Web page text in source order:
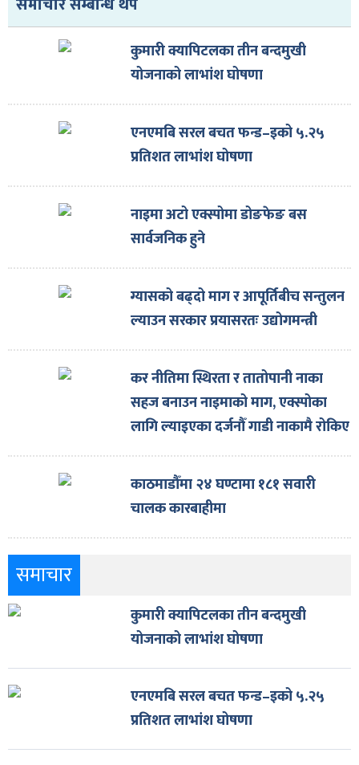
कुमारी क्यापिटलका तीन बन्दमुखी
योजनाको लाभांश घोषणा
एनएमबि सरल बचत फन्ड–इको ५.२५
प्रतिशत लाभांश घोषणा
नाइमा अटो एक्स्पोमा डोङफेङ बस
सार्वजनिक हुने
ग्यासको बढ्दो माग र आपूर्तिबीच सन्तुलन
ल्याउन सरकार प्रयासरतः उद्योगमन्त्री
कर नीतिमा स्थिरता र तातोपानी नाका
सहज बनाउन नाइमाको माग, एक्स्पोका
लागि ल्याइएका दर्जनौँ गाडी नाकामै रोकिए
काठमाडौँमा २४ घण्टामा १८१ सवारी
चालक कारबाहीमा
समाचार
कुमारी क्यापिटलका तीन बन्दमुखी
योजनाको लाभांश घोषणा
एनएमबि सरल बचत फन्ड–इको ५.२५
प्रतिशत लाभांश घोषणा